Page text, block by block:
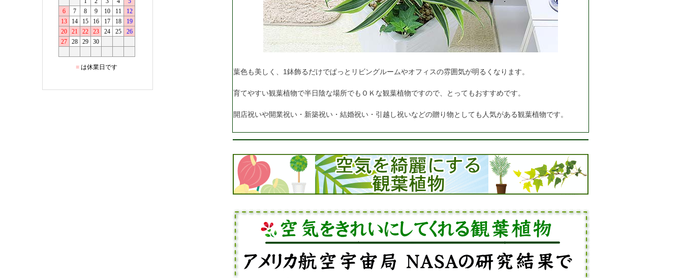
葉色も美しく、1鉢飾るだけでぱっとリビングルームやオフィスの雰囲気が明るくなります。
育てやすい観葉植物で半日陰な場所でもＯＫな観葉植物ですので、とってもおすすめです。
開店祝いや開業祝い・新築祝い・結婚祝い・引越し祝いなどの贈り物としても人気がある観葉植物です。